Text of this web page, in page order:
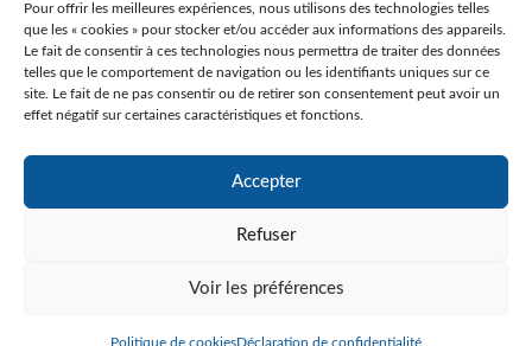
Pour offrir les meilleures expériences, nous utilisons des technologies telles
que les « cookies » pour stocker et/ou accéder aux informations des appareils.
Le fait de consentir à ces technologies nous permettra de traiter des données
telles que le comportement de navigation ou les identifiants uniques sur ce
site. Le fait de ne pas consentir ou de retirer son consentement peut avoir un
effet négatif sur certaines caractéristiques et fonctions.
Accepter
Refuser
Voir les préférences
Politique de cookiesDéclaration de confidentialité
Accès à l’information et protection des renseignements
personnels